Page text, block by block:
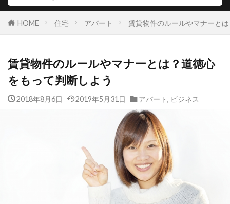
HOME 住宅 アパート 賃貸物件のルールやマナーと
賃貸物件のルールやマナーとは？道徳心
をもって判断しよう
2018年8月6日 2019年5月31日 アパート, ビジネス